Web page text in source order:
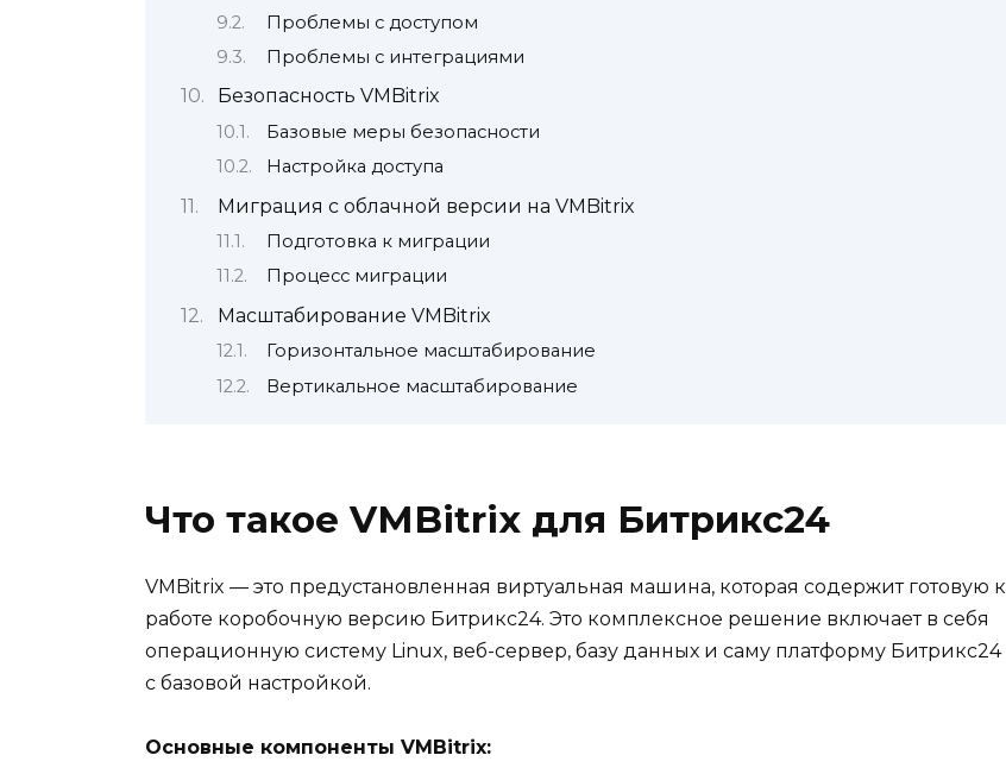
Проблемы с доступом
Проблемы с интеграциями
Безопасность VMBitrix
Базовые меры безопасности
Настройка доступа
Миграция с облачной версии на VMBitrix
Подготовка к миграции
Процесс миграции
Масштабирование VMBitrix
Горизонтальное масштабирование
Вертикальное масштабирование
Что такое VMBitrix для Битрикс24
VMBitrix — это предустановленная виртуальная машина, которая содержит готовую к
работе коробочную версию Битрикс24. Это комплексное решение включает в себя
операционную систему Linux, веб-сервер, базу данных и саму платформу Битрикс24
с базовой настройкой.
Основные компоненты VMBitrix: